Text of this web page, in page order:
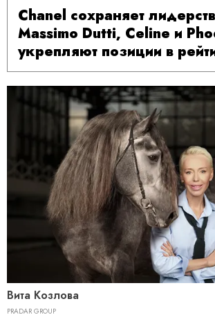
Chanel сохраняет
Massimo Dutti, Celine и
укрепляют позиции в
Вита Козлова
PRADAR GROUP